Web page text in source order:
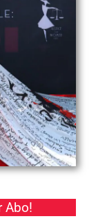
Abo!